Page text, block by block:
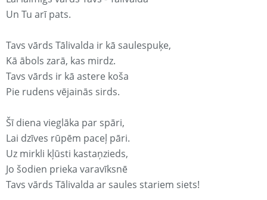
Un Tu arī pats.
Tavs vārds Tālivalda ir kā saulespuķe,
Kā ābols zarā, kas mirdz.
Tavs vārds ir kā astere koša
Pie rudens vējainās sirds.
Šī diena vieglāka par spāri,
Lai dzīves rūpēm paceļ pāri.
Uz mirkli kļūsti kastaņzieds,
Jo šodien prieka varavīksnē
Tavs vārds Tālivalda ar saules stariem siets!